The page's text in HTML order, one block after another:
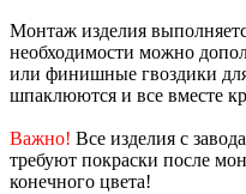
Монтаж изделия
необходимости можно
или финишные гвоздики
шпаклюются и все вместе
Важно! Все изделия с
требуют покраски после
конечного цвета!